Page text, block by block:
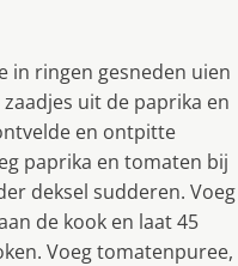
in ringen gesneden uien
uit de paprika en
en ontpitte
paprika en tomaten bij
deksel sudderen. Voeg
de kook en laat 45
Voeg tomatenpuree,